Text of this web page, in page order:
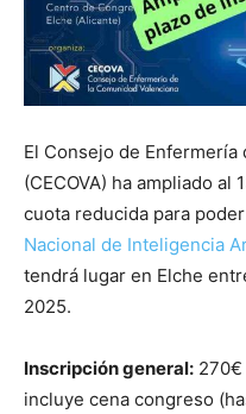
El Consejo de Enfermería
(CECOVA) ha ampliado
cuota reducida para
Nacional de Inteligencia
tendrá lugar en Elche
2025.
Inscripción general:
incluye cena congreso